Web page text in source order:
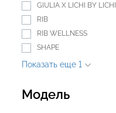
GIULIA X LICHI BY LICHI
RIB
RIB WELLNESS
SHAPE
Показать еще 1
Модель